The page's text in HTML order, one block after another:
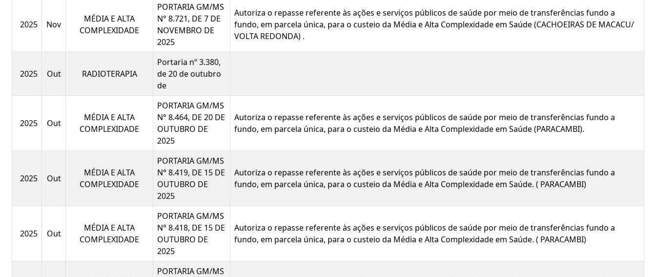
2025 Nov
MÉDIA E ALTA
COMPLEXIDADE
PORTARIA GM/MS
N° 8.721, DE 7 DE
NOVEMBRO DE
2025
Autoriza o repasse referente às ações e serviços públicos de saúde por meio de transferências fundo a
fundo, em parcela única, para o custeio da Média e Alta Complexidade em Saúde (CACHOEIRAS DE MACACU/
VOLTA REDONDA) .
2025 Out RADIOTERAPIA
Portaria nº 3.380,
de 20 de outubro
de
2025 Out
MÉDIA E ALTA
COMPLEXIDADE
PORTARIA GM/MS
N° 8.464, DE 20 DE
OUTUBRO DE
2025
Autoriza o repasse referente às ações e serviços públicos de saúde por meio de transferências fundo a
fundo, em parcela única, para o custeio da Média e Alta Complexidade em Saúde (PARACAMBI).
2025 Out
MÉDIA E ALTA
COMPLEXIDADE
PORTARIA GM/MS
N° 8.419, DE 15 DE
OUTUBRO DE
2025
Autoriza o repasse referente às ações e serviços públicos de saúde por meio de transferências fundo a
fundo, em parcela única, para o custeio da Média e Alta Complexidade em Saúde. ( PARACAMBI)
2025 Out
MÉDIA E ALTA
COMPLEXIDADE
PORTARIA GM/MS
N° 8.418, DE 15 DE
OUTUBRO DE
2025
Autoriza o repasse referente às ações e serviços públicos de saúde por meio de transferências fundo a
fundo, em parcela única, para o custeio da Média e Alta Complexidade em Saúde. ( PARACAMBI)
PORTARIA GM/MS